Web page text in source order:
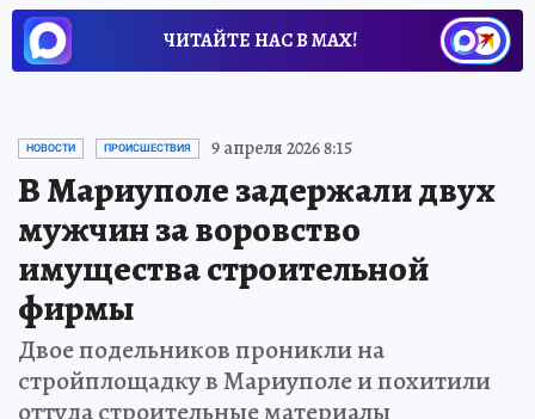
ЧИТАЙТЕ НАС В МАХ!
НОВОСТИ ПРОИСШЕСТВИЯ 9 апреля 2026 8:15
В Мариуполе задержали двух
мужчин за воровство
имущества строительной
фирмы
Двое подельников проникли на
стройплощадку в Мариуполе и похитили